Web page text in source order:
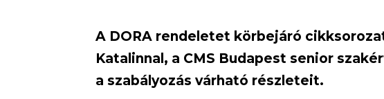
A DORA rendeletet körbejáró
Katalinnal, a CMS Budapest senior
a szabályozás várható részleteit.